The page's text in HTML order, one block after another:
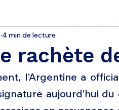
Drones aériens
& pilotage
rachète
4 min de lecture
l’Argentine a
aujourd’hui